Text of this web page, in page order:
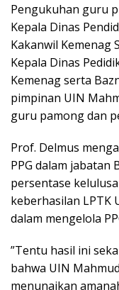
Pengukuhan guru
Kepala Dinas
Kakanwil Kemenag
Kepala Dinas
Kemenag serta
pimpinan UIN
guru pamong dan
Prof. Delmus
PPG dalam jabatan
persentase
keberhasilan LPTK
dalam mengelola
”Tentu hasil ini
bahwa UIN
menunaikan